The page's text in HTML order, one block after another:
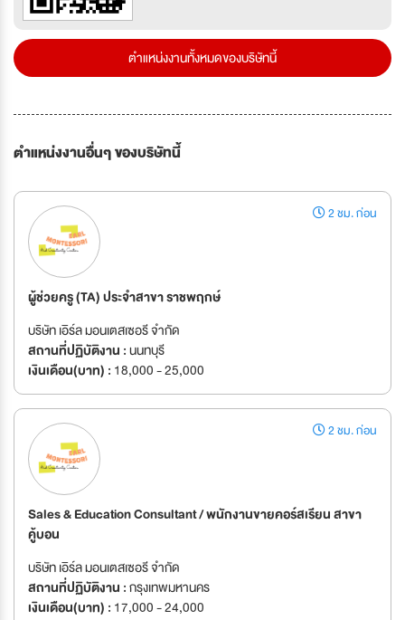
ตำแหน่งงานทั้งหมดของบริษัทนี้
ตำแหน่งงานอื่นๆ ของบริษัทนี้
2 ชม. ก่อน
ผู้ช่วยครู (TA) ประจำสาขา ราชพฤกษ์
บริษัท เอิร์ล มอนเตสเซอรี จำกัด
สถานที่ปฏิบัติงาน :นนทบุรี
เงินเดือน(บาท) : 18,000 - 25,000
2 ชม. ก่อน
Sales & Education Consultant / พนักงานขายคอร์สเรียน สาขา
คู้บอน
บริษัท เอิร์ล มอนเตสเซอรี จำกัด
สถานที่ปฏิบัติงาน :กรุงเทพมหานคร
เงินเดือน(บาท) : 17,000 - 24,000